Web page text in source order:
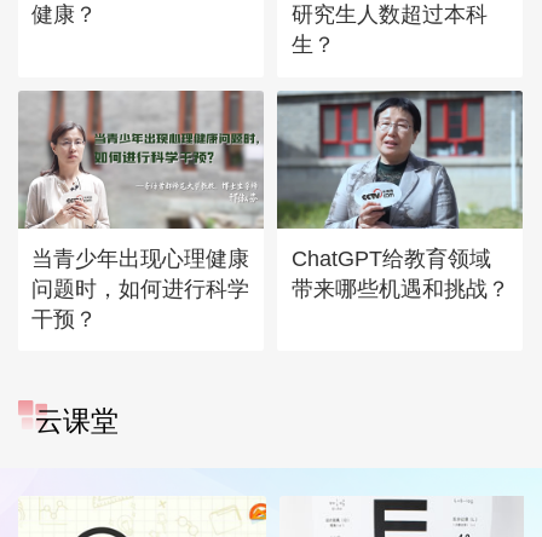
健康？
研究生人数超过本科
生？
当青少年出现心理健康
问题时，如何进行科学
干预？
ChatGPT给教育领域
带来哪些机遇和挑战？
云课堂